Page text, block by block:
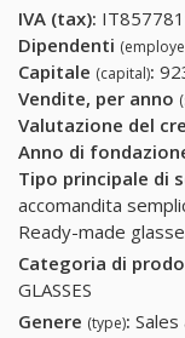
IVA (tax):
Dipendenti
Capitale (capital):
Vendite, per anno
Valutazione del
Anno di
Tipo principale di
accomandita
Ready-made
Categoria di
GLASSES
Genere (type):